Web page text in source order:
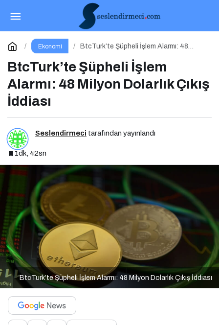
Ekonomi
BtcTurk’te Şüpheli İşlem Alarmı: 48
BtcTurk’te Şüpheli İşlem
Alarmı: 48 Milyon Dolarlık Çıkış
İddiası
Seslendirmeci tarafından yayınlandı
1dk, 42sn
BtcTurk’te Şüpheli İşlem Alarmı: 48 Milyon Dolarlık Çıkış İddiası
Bybit TR’den Blok Zinciri Kullanıcılarına Ağ
Tıkanıklığı Rehberi!
Yorum Yap